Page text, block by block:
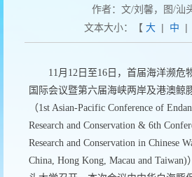
作者：文/刘馨，图/汕
文本大小：【 大| 中 |
11月 12 日至16 日，首届海洋濒危
国际会议暨第六届海峡两岸及港澳鲸
（1st Asian-Pacific Conference of
Research and Conservation & 6th
Research and Conservation in Chinese
China, Hong Kong, Macau and Taiwan)